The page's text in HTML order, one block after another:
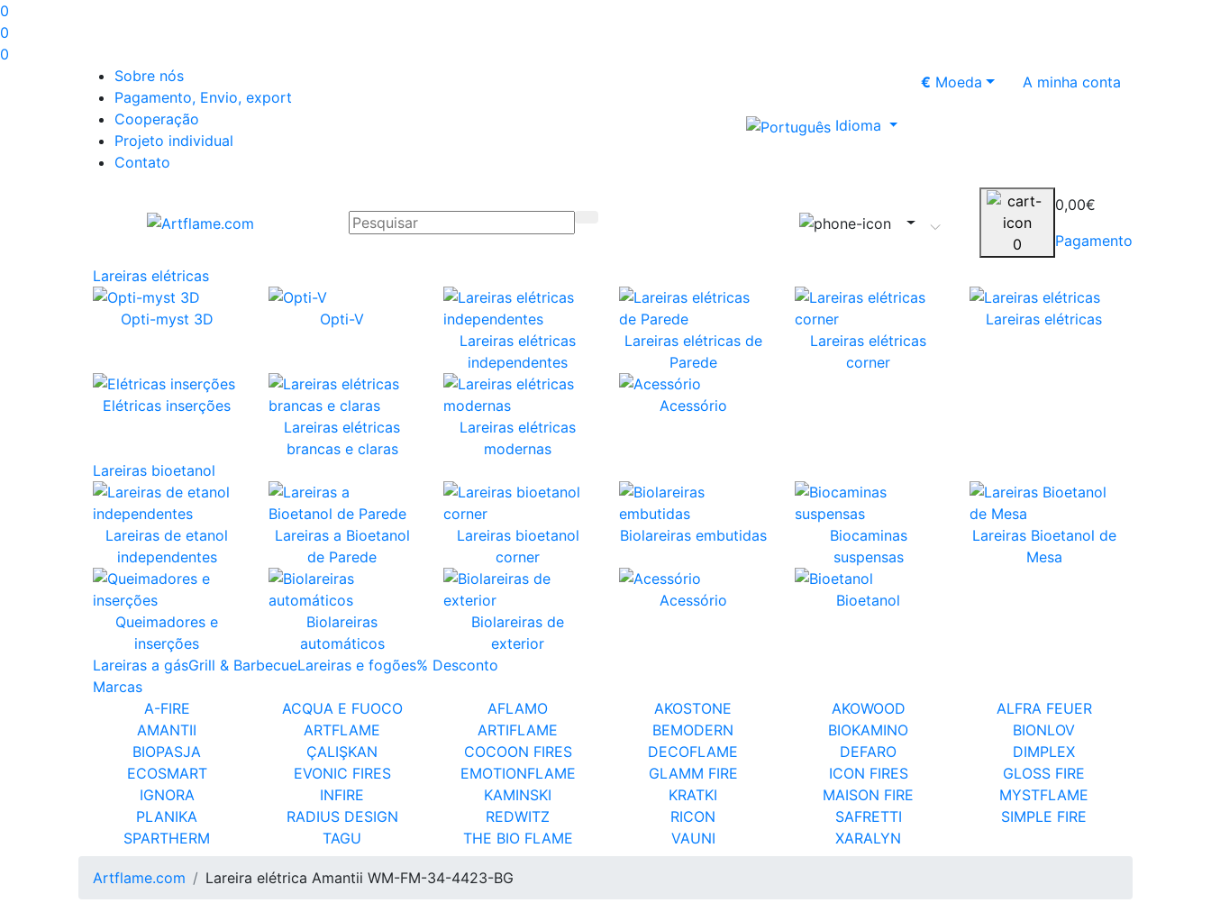
0
0
0
Sobre nós
Pagamento, Envio, export
Cooperação
Projeto individual
Contato
Idioma
€ Moeda A minha conta
0
0,00€
Pagamento
Lareiras elétricas
Opti-myst 3D
Opti-V
Lareiras elétricas
independentes
Lareiras elétricas de
Parede
Lareiras elétricas
corner
Lareiras elétricas
Elétricas inserções
Lareiras elétricas
brancas e claras
Lareiras elétricas
modernas
Acessório
Lareiras bioetanol
Lareiras de etanol
independentes
Lareiras a Bioetanol
de Parede
Lareiras bioetanol
corner
Biolareiras embutidas
Biocaminas
suspensas
Lareiras Bioetanol de
Mesa
Queimadores e
inserções
Biolareiras
automáticos
Biolareiras de
exterior
Acessório Bioetanol
Lareiras a gásGrill & BarbecueLareiras e fogões% Desconto
Marcas
A-FIRE
ACQUA E FUOCO AFLAMO AKOSTONE AKOWOOD
ALFRA FEUER
AMANTII
ARTFLAME ARTIFLAME BEMODERN BIOKAMINO
BIONLOV
BIOPASJA
ÇALIŞKAN COCOON FIRES DECOFLAME DEFARO
DIMPLEX
ECOSMART
EVONIC FIRES EMOTIONFLAME GLAMM FIRE ICON FIRES
GLOSS FIRE
IGNORA
INFIRE KAMINSKI KRATKI MAISON FIRE
MYSTFLAME
PLANIKA
RADIUS DESIGN REDWITZ RICON SAFRETTI
SIMPLE FIRE
SPARTHERM
TAGU THE BIO FLAME VAUNI XARALYN
Artflame.com Lareira elétrica Amantii WM-FM-34-4423-BG